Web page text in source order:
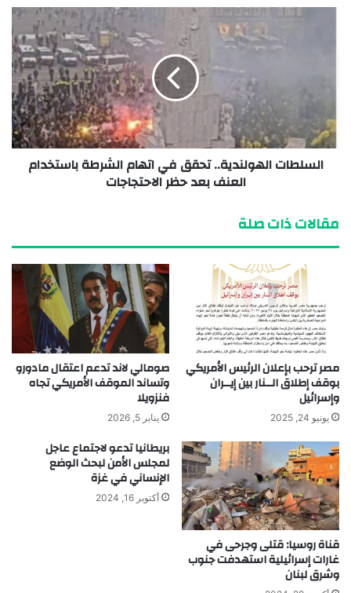
السلطات الهولندية.. تحقق في اتهام الشرطة باستخدام
العنف بعد حظر الاحتجاجات
مقالات ذات صلة
مصر ترحب بإعلان الرئيس الأمريكي
بوقف إطلاق الــنار بين إيــران
وإسرائيل
يونيو 24, 2025
صومالي لاند تدعم اعتقال مادورو
وتساند الموقف الأمريكي تجاه
فنزويلا
يناير 5, 2026
قناة روسيا: قتلى وجرحى في
غارات إسرائيلية استهدفت جنوب
وشرق لبنان
بريطانيا تدعو لاجتماع عاجل
لمجلس الأمن لبحث الوضع
الإنساني في غزة
أكتوبر 16, 2024